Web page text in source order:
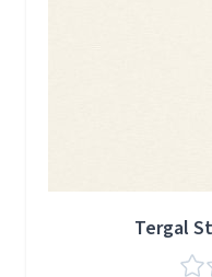
Tergal